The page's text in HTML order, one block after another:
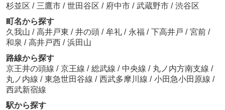
杉並区 / 三鷹市 / 世田谷区 / 府中市 / 武蔵野市 / 渋谷区
町名から探す
久我山 / 高井戸東 / 井の頭 / 牟礼 / 永福 / 下高井戸 / 宮前 /
和泉 / 高井戸西 / 浜田山
路線から探す
京王井の頭線 / 京王線 / 総武線 / 中央線 / 丸ノ内方南支線 /
丸ノ内線 / 東急世田谷線 / 西武多摩川線 / 小田急小田原線 /
西武新宿線
駅から探す